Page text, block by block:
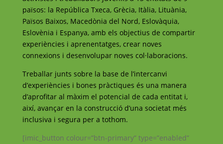
països: la República Txeca, Grècia, Itàlia, Lituània,
Països Baixos, Macedònia del Nord, Eslovàquia,
Eslovènia i Espanya, amb els objectius de compartir
experiències i aprenentatges, crear noves
connexions i desenvolupar noves col·laboracions.
Treballar junts sobre la base de l’intercanvi
d’experiències i bones pràctiques és una manera
d’aprofitar al màxim el potencial de cada entitat i,
així, avançar en la construcció d’una societat més
inclusiva i segura per a tothom.
[imic_button colour=”btn-primary” type=”enabled”